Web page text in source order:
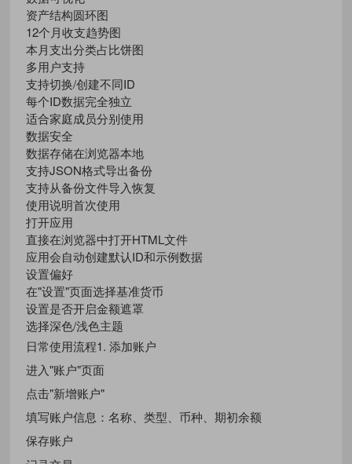
资产结构圆环图
12个月收支趋势图
本月支出分类占比饼图
多用户支持
支持切换/创建不同ID
每个ID数据完全独立
适合家庭成员分别使用
数据安全
数据存储在浏览器本地
支持JSON格式导出备份
支持从备份文件导入恢复
使用说明首次使用
打开应用
直接在浏览器中打开HTML文件
应用会自动创建默认ID和示例数据
设置偏好
在"设置"页面选择基准货币
设置是否开启金额遮罩
选择深色/浅色主题
日常使用流程1. 添加账户
进入"账户"页面
点击"新增账户"
填写账户信息：名称、类型、币种、期初余额
保存账户